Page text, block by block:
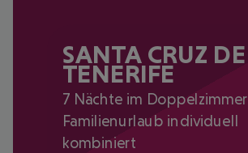
SANTA CRUZ DE
TENERIFE
7 Nächte im Doppelzimmer
Familienurlaub individuell
kombiniert